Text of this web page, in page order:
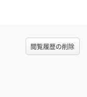
閲覧履歴の削除